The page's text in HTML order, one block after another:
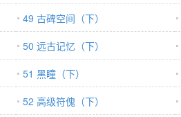
49 古碑空间（下）
50 远古记忆（下）
51 黑瞳（下）
52 高级符傀（下）